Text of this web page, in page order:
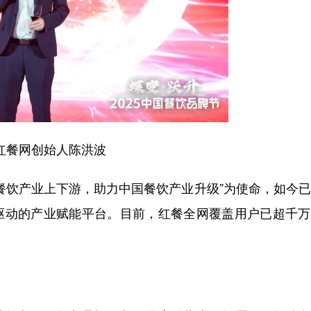
创始人陈洪波
业上下游，助力中国餐饮产业升级”为使命，如今
的产业赋能平台。目前，红餐全网覆盖用户已超千